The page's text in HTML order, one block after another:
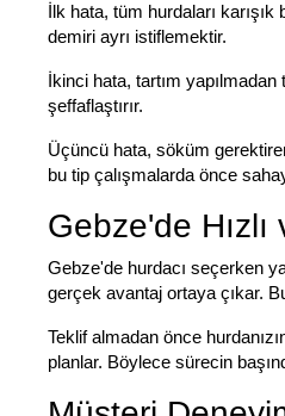
İlk hata, tüm hurdaları
demiri ayrı istiflemektir.
İkinci hata, tartım
şeffaflaştırır.
Üçüncü hata, söküm
bu tip çalışmalarda önce
Gebze'de
Gebze'de hurdacı seçerken
gerçek avantaj ortaya çıkar.
Teklif almadan önce
planlar. Böylece sürecin